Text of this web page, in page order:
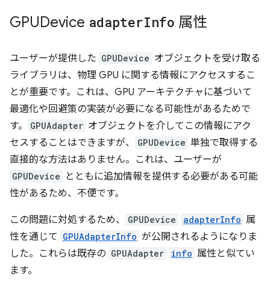
GPUDevice adapterInfo 属性
ユーザーが提供した GPUDevice オブジェクトを受け取る
ライブラリは、物理 GPU に関する情報にアクセスするこ
とが重要です。これは、GPU アーキテクチャに基づいて
最適化や回避策の実装が必要になる可能性があるためで
す。
GPUAdapter オブジェクトを介してこの情報にアク
セスすることはできますが、
GPUDevice 単独で取得する
直接的な方法はありません。これは、ユーザーが
GPUDevice
とともに追加情報を提供する必要がある可能
性があるため、不便です。
この問題に対処するため、 GPUDevice adapterInfo 属
性を通じて GPUAdapterInfo が公開されるようになりま
した。これらは既存の GPUAdapter info 属性と似てい
ます。